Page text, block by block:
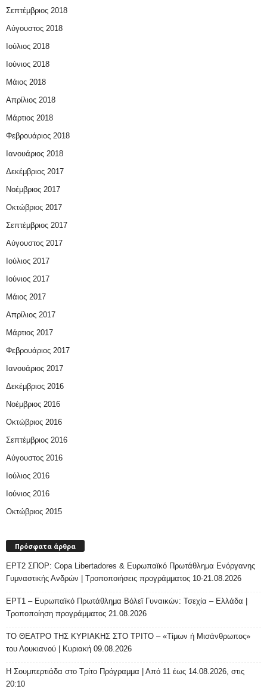
Σεπτέμβριος 2018
Αύγουστος 2018
Ιούλιος 2018
Ιούνιος 2018
Μάιος 2018
Απρίλιος 2018
Μάρτιος 2018
Φεβρουάριος 2018
Ιανουάριος 2018
Δεκέμβριος 2017
Νοέμβριος 2017
Οκτώβριος 2017
Σεπτέμβριος 2017
Αύγουστος 2017
Ιούλιος 2017
Ιούνιος 2017
Μάιος 2017
Απρίλιος 2017
Μάρτιος 2017
Φεβρουάριος 2017
Ιανουάριος 2017
Δεκέμβριος 2016
Νοέμβριος 2016
Οκτώβριος 2016
Σεπτέμβριος 2016
Αύγουστος 2016
Ιούλιος 2016
Ιούνιος 2016
Οκτώβριος 2015
Πρόσφατα άρθρα
ΕΡΤ2 ΣΠΟΡ: Copa Libertadores & Ευρωπαϊκό Πρωτάθλημα Ενόργανης
Γυμναστικής Ανδρών | Τροποποιήσεις προγράμματος 10-21.08.2026
ΕΡΤ1 – Ευρωπαϊκό Πρωτάθλημα Βόλεϊ Γυναικών: Τσεχία – Ελλάδα |
Τροποποίηση προγράμματος 21.08.2026
ΤΟ ΘΕΑΤΡΟ ΤΗΣ ΚΥΡΙΑΚΗΣ ΣΤΟ ΤΡΙΤΟ – «Τίμων ή Μισάνθρωπος»
του Λουκιανού | Κυριακή 09.08.2026
H Σουμπερτιάδα στο Τρίτο Πρόγραμμα | Από 11 έως 14.08.2026, στις
20:10